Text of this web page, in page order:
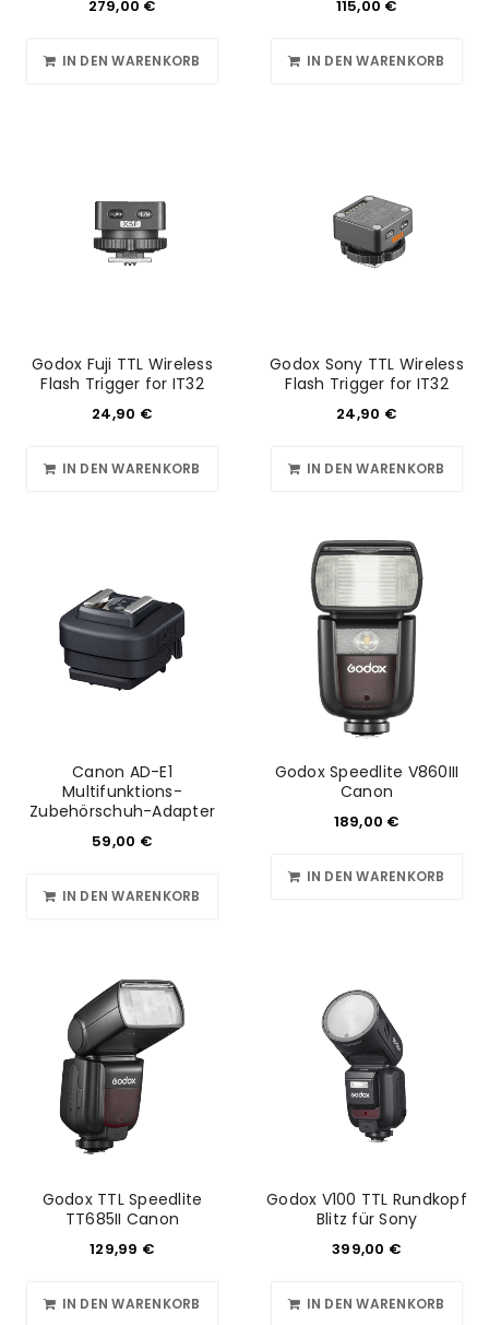
279,00 €
IN DEN WARENKORB
115,00 €
IN DEN WARENKORB
Godox Fuji TTL Wireless
Flash Trigger for IT32
24,90 €
IN DEN WARENKORB
Godox Sony TTL Wireless
Flash Trigger for IT32
24,90 €
IN DEN WARENKORB
Canon AD-E1
Multifunktions-
Zubehörschuh-Adapter
59,00 €
IN DEN WARENKORB
Godox Speedlite V860III
Canon
189,00 €
IN DEN WARENKORB
Godox TTL Speedlite
TT685II Canon
129,99 €
IN DEN WARENKORB
Godox V100 TTL Rundkopf
Blitz für Sony
399,00 €
IN DEN WARENKORB